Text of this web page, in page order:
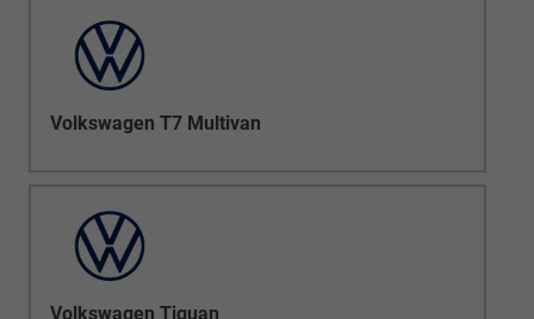
Volkswagen T7 Multivan
Volkswagen Tiguan